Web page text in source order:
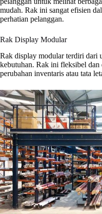
mudah. Rak ini sangat efisien
perhatian pelanggan.
Rak Display Modular
Rak display modular terdiri dari
kebutuhan. Rak ini fleksibel dan
perubahan inventaris atau tata